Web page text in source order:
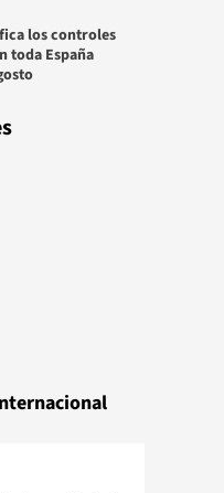
los controles
toda España